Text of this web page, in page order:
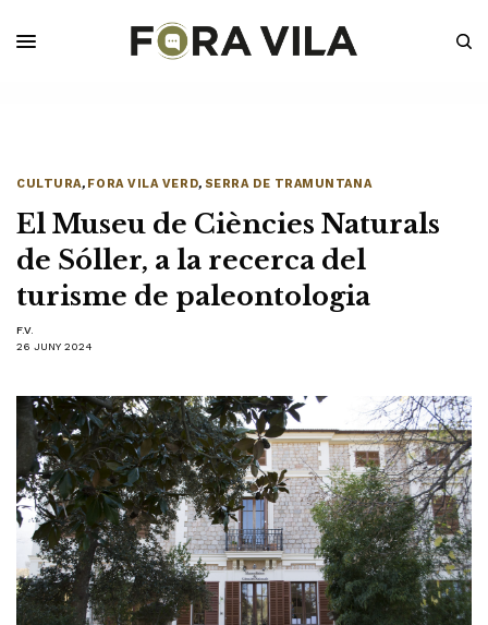
CULTURA, FORA VILA VERD, SERRA DE TRAMUNTANA
El Museu de Ciències Naturals
de Sóller, a la recerca del
turisme de paleontologia
F.V.
26 JUNY 2024